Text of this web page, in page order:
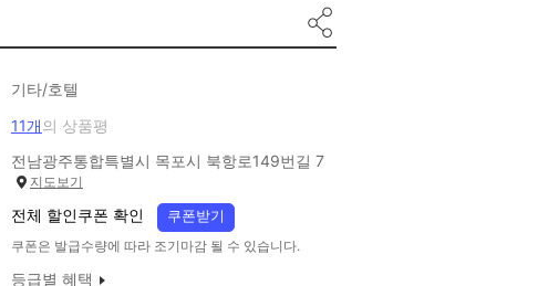
기타/호텔
11개의 상품평
전남광주통합특별시 목포시 북항로149번길 7
지도보기
전체 할인쿠폰 확인 쿠폰받기
쿠폰은 발급수량에 따라 조기마감 될 수 있습니다.
등급별 혜택